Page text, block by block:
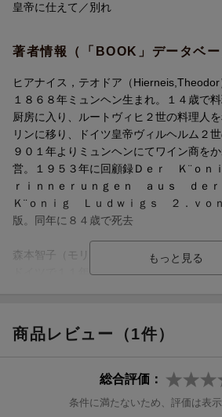
皇帝に仕えて／別れ
著者情報（「BOOK」データベー
ヒアナイス，テオドア（Hierneis,Theodor
１８６８年ミュンヘン生まれ。１４歳で
厨房に入り、ルートヴィヒ２世の料理人
リンに移り、ドイツ皇帝ヴィルヘルム２
９０１年よりミュンヘンにてワイン商を
営。１９５３年に回顧録Ｄｅｒ Ｋ¨ｏｎ
ｒｉｎｎｅｒｕｎｇｅｎ ａｕｓ ｄｅ
Ｋ¨ｏｎｉｇ Ｌｕｄｗｉｇｓ ２．ｖｏ
版。同年に８４歳で死去
森本智子（モリモトトモコ）
ドイツで１１年間生活。帰国後、ドイツ
ゥーメンスアカデミーにて日本人初のビア
（本データはこの書籍が刊行された当時
商品レビュー（1件）
総合評価：
条件に満たないため、評価は表示